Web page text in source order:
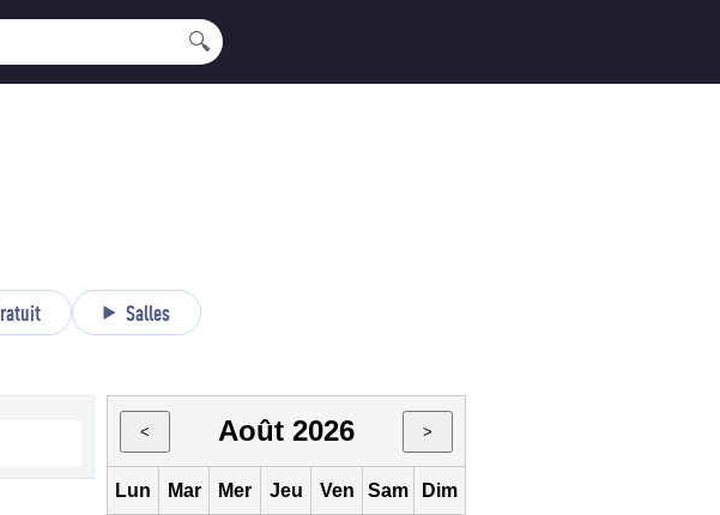
🔍
Salles
< Août 2026 >
Lun Mar Mer Jeu Ven Sam Dim